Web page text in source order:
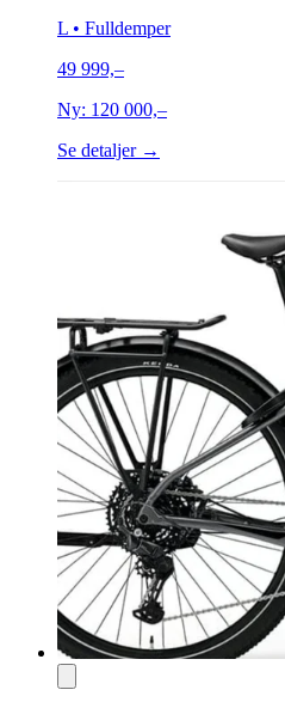
L • Fulldemper
49 999,–
Ny: 120 000,–
Se detaljer →